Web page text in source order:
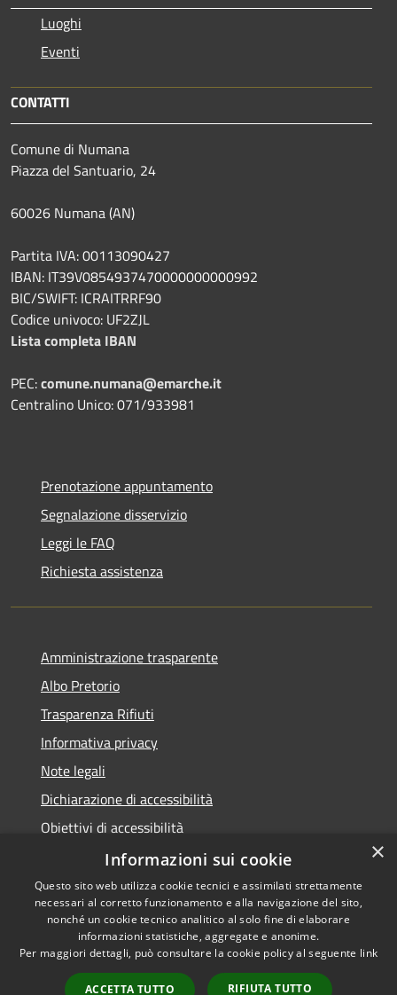
Luoghi
Eventi
CONTATTI
Comune di Numana
Piazza del Santuario, 24
60026 Numana (AN)
Partita IVA: 00113090427
IBAN: IT39V0854937470000000000992
BIC/SWIFT: ICRAITRRF90
Codice univoco: UF2ZJL
Lista completa IBAN
PEC:comune.numana@emarche.it
Centralino Unico: 071/933981
Prenotazione appuntamento
Segnalazione disservizio
Leggi le FAQ
Richiesta assistenza
Amministrazione trasparente
Albo Pretorio
Trasparenza Rifiuti
Informativa privacy
Note legali
Dichiarazione di accessibilità
Obiettivi di accessibilità
Whistleblowing
RSS
Accessibilità
Copyright © 2026 • Comune di
Municipium• Accesso
×
Informazioni sui cookie
Questo sito web utilizza cookie tecnici e assimilati strettamente
necessari al corretto funzionamento e alla navigazione del sito,
nonché un cookie tecnico analitico al solo fine di elaborare
informazioni statistiche, aggregate e anonime.
Per maggiori dettagli, può consultare la cookie policy al seguente link
ACCETTA TUTTO RIFIUTA TUTTO